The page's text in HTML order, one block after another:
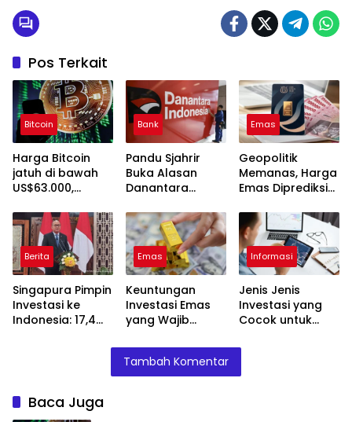
Pos Terkait
Bitcoin
Harga Bitcoin
jatuh di bawah
US$63.000,
keuntungan era
Trump
Bank
Pandu Sjahrir
Buka Alasan
Danantara
Demutualisasi BEI
Emas
Geopolitik
Memanas, Harga
Emas Diprediksi
Juta Minggu
Depan
Berita
Singapura Pimpin
Investasi ke
Indonesia: 17,4
Emas
Keuntungan
Investasi Emas
yang Wajib
Informasi
Jenis Jenis
Investasi yang
Cocok untuk
Pengusaha
Tambah Komentar
Baca Juga